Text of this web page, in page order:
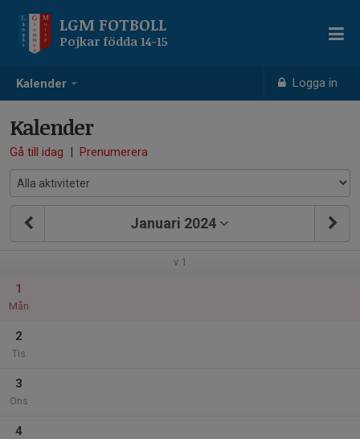
Kalender Logga in
LGM FOTBOLL
Pojkar födda 14-15
Kalender
Gå till idag | Prenumerera
Januari 2024
v.1
1
Mån
2
Tis
3
Ons
4